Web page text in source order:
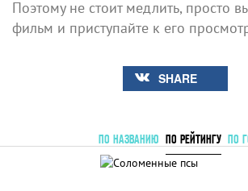
Поэтому не стоит медлить, просто
фильм и приступайте к его
SHARE
ПО НАЗВАНИЮ ПО РЕЙТИНГУ ПО